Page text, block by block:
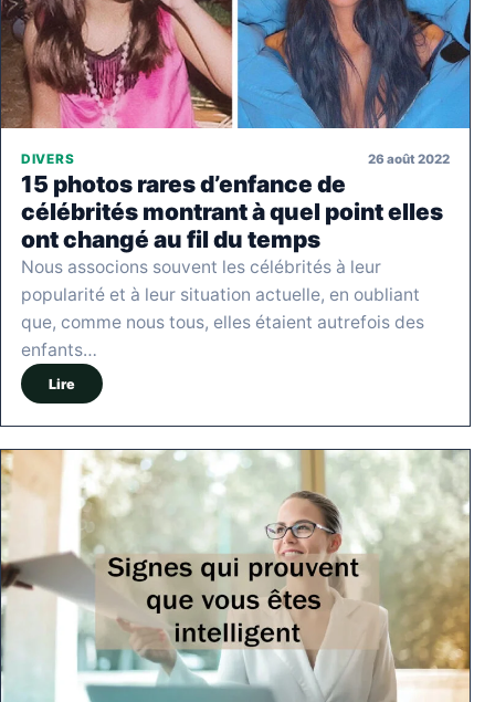
DIVERS 26 août 2022
15 photos rares d’enfance de
célébrités montrant à quel point elles
ont changé au fil du temps
Nous associons souvent les célébrités à leur
popularité et à leur situation actuelle, en oubliant
que, comme nous tous, elles étaient autrefois des
enfants…
Lire